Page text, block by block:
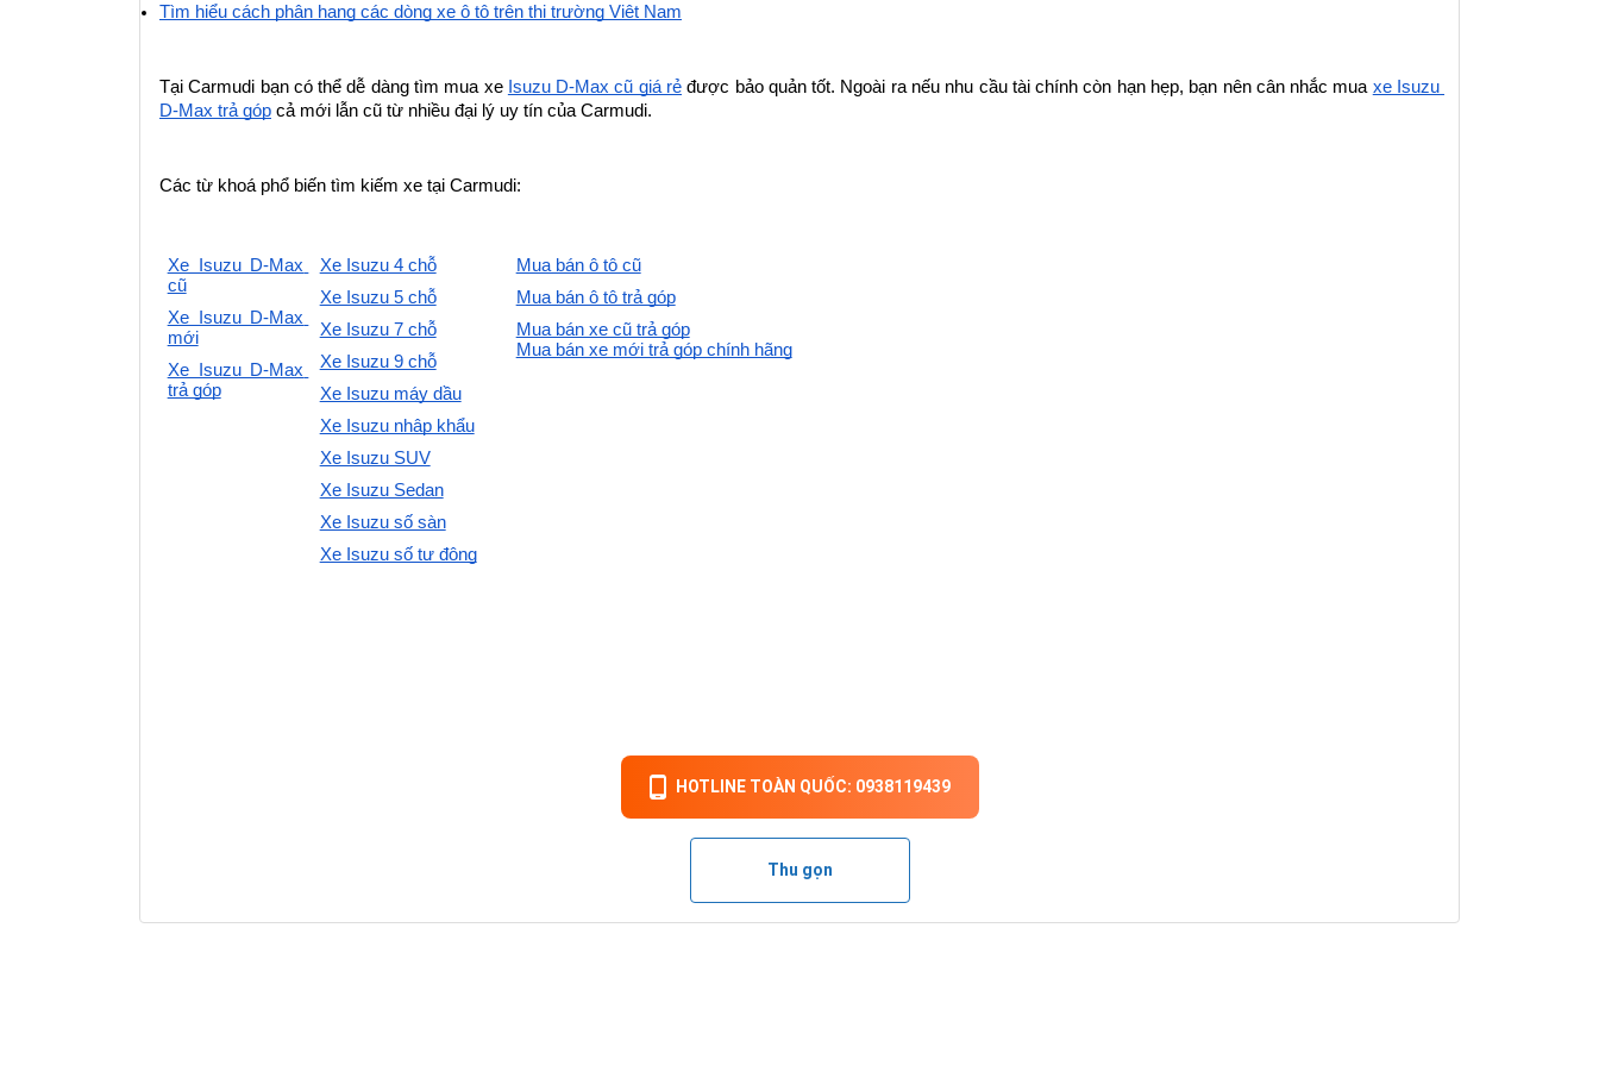
Tìm hiểu cách phân hạng các dòng xe ô tô trên thị trường Việt Nam
Tại Carmudi bạn có thể dễ dàng tìm mua xe Isuzu D-Max cũ giá rẻ được bảo quản tốt. Ngoài ra nếu nhu cầu tài chính còn hạn hẹp, bạn nên cân nhắc mua xe Isuzu
D-Max trả góp cả mới lẫn cũ từ nhiều đại lý uy tín của Carmudi.
Các từ khoá phổ biến tìm kiếm xe tại Carmudi:
Xe Isuzu D-Max
cũ
Xe Isuzu D-Max
mới
Xe Isuzu D-Max
trả góp
Xe Isuzu 4 chỗ
Xe Isuzu 5 chỗ
Xe Isuzu 7 chỗ
Xe Isuzu 9 chỗ
Xe Isuzu máy dầu
Xe Isuzu nhập khẩu
Xe Isuzu SUV
Xe Isuzu Sedan
Xe Isuzu số sàn
Xe Isuzu số tự động
Mua bán ô tô cũ
Mua bán ô tô trả góp
Mua bán xe cũ trả góp
Mua bán xe mới trả góp chính hãng
HOTLINE TOÀN QUỐC: 0938119439
Thu gọn